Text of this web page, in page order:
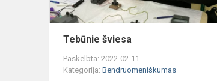
Tebūnie šviesa
Paskelbta: 2022-02-11
Kategorija: Bendruomeniškumas